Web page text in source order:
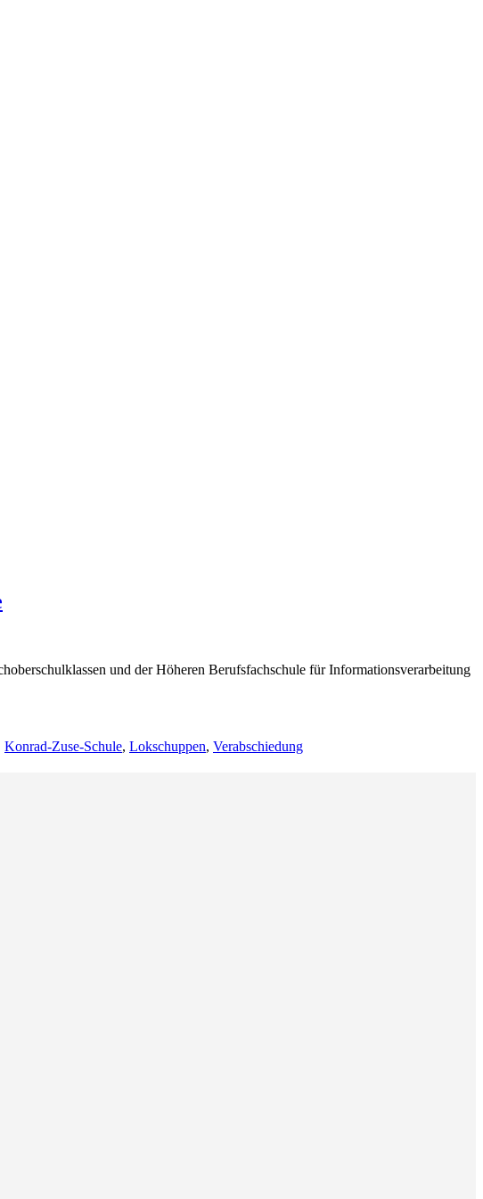
und der Höheren Berufsfachschule für Informationsverarbeitung
Konrad-Zuse-Schule, Lokschuppen, Verabschiedung